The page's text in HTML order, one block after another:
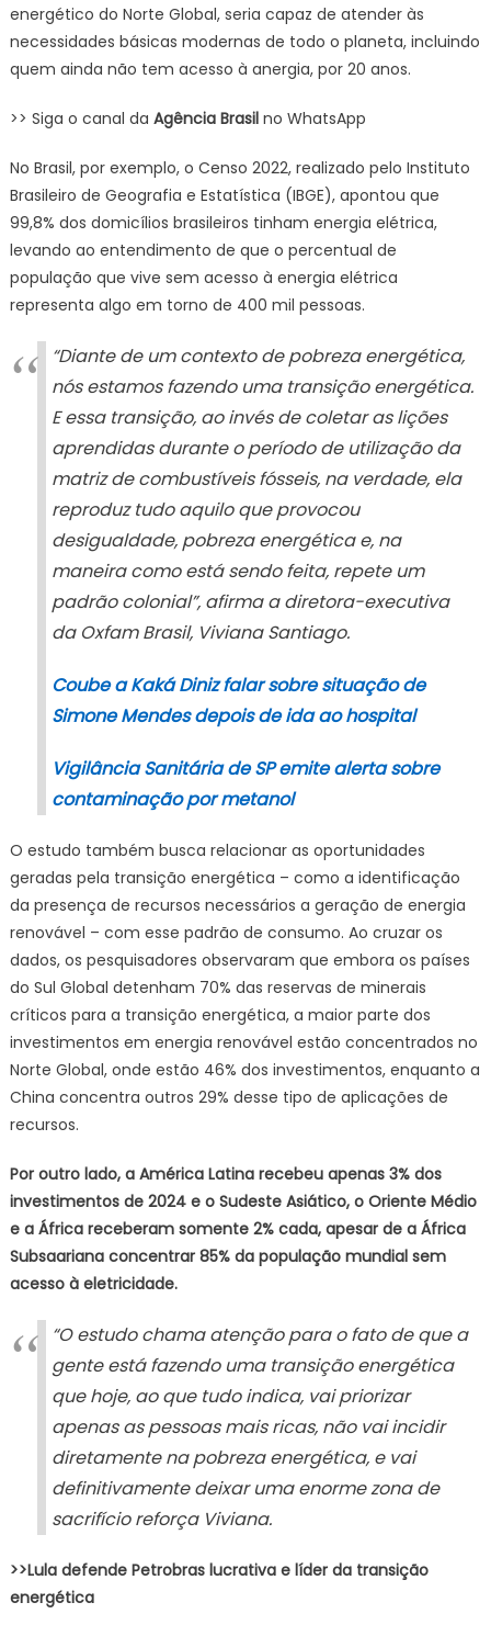
energético do Norte Global, seria capaz de atender às
necessidades básicas modernas de todo o planeta, incluindo
quem ainda não tem acesso à anergia, por 20 anos.
>> Siga o canal da Agência Brasil no WhatsApp
No Brasil, por exemplo, o Censo 2022, realizado pelo Instituto
Brasileiro de Geografia e Estatística (IBGE), apontou que
99,8% dos domicílios brasileiros tinham energia elétrica,
levando ao entendimento de que o percentual de
população que vive sem acesso à energia elétrica
representa algo em torno de 400 mil pessoas.
“Diante de um contexto de pobreza energética,
nós estamos fazendo uma transição energética.
E essa transição, ao invés de coletar as lições
aprendidas durante o período de utilização da
matriz de combustíveis fósseis, na verdade, ela
reproduz tudo aquilo que provocou
desigualdade, pobreza energética e, na
maneira como está sendo feita, repete um
padrão colonial”, afirma a diretora-executiva
da Oxfam Brasil, Viviana Santiago.
Coube a Kaká Diniz falar sobre situação de
Simone Mendes depois de ida ao hospital
Vigilância Sanitária de SP emite alerta sobre
contaminação por metanol
O estudo também busca relacionar as oportunidades
geradas pela transição energética – como a identificação
da presença de recursos necessários a geração de energia
renovável – com esse padrão de consumo. Ao cruzar os
dados, os pesquisadores observaram que embora os países
do Sul Global detenham 70% das reservas de minerais
críticos para a transição energética, a maior parte dos
investimentos em energia renovável estão concentrados no
Norte Global, onde estão 46% dos investimentos, enquanto a
China concentra outros 29% desse tipo de aplicações de
recursos.
Por outro lado, a América Latina recebeu apenas 3% dos
investimentos de 2024 e o Sudeste Asiático, o Oriente Médio
e a África receberam somente 2% cada, apesar de a África
Subsaariana concentrar 85% da população mundial sem
acesso à eletricidade.
“O estudo chama atenção para o fato de que a
gente está fazendo uma transição energética
que hoje, ao que tudo indica, vai priorizar
apenas as pessoas mais ricas, não vai incidir
diretamente na pobreza energética, e vai
definitivamente deixar uma enorme zona de
sacrifício reforça Viviana.
>>Lula defende Petrobras lucrativa e líder da transição
energética